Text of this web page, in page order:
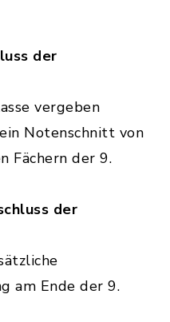
der
vergeben
Notenschnitt von
Fächern der 9.
der
am Ende der 9.